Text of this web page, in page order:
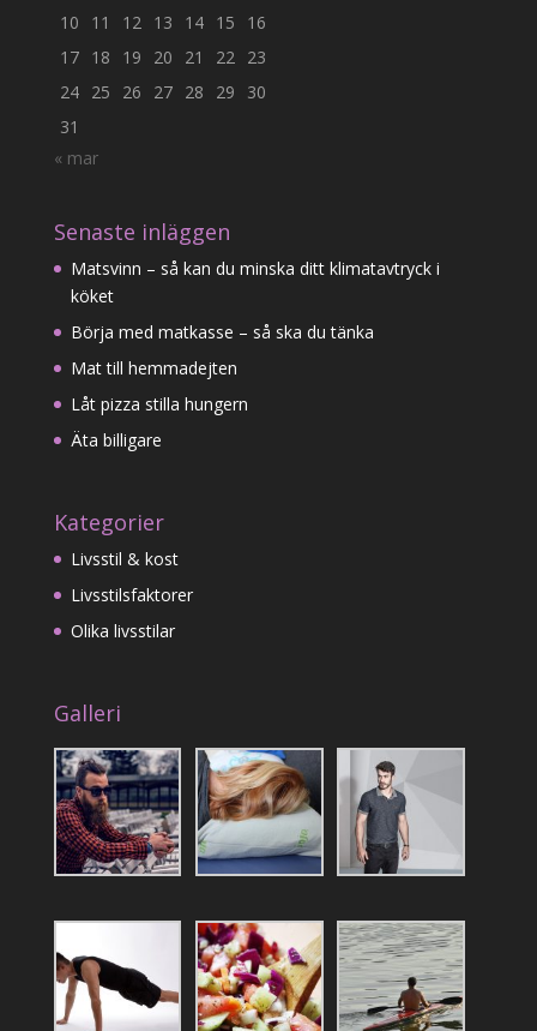
10
11 12 13 14 15
16
17 18 19 20 21 22 23
24 25 26 27 28 29
30
31
« mar
Senaste inläggen
Matsvinn – så kan du minska ditt klimatavtryck i
köket
Börja med matkasse – så ska du tänka
Mat till hemmadejten
Låt pizza stilla hungern
Äta billigare
Kategorier
Livsstil & kost
Livsstilsfaktorer
Olika livsstilar
Galleri